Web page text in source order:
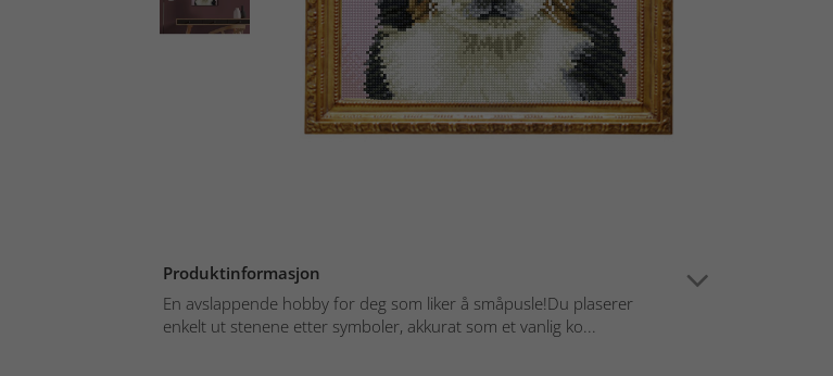
Produktinformasjon
En avslappende hobby for deg som liker å småpusle!Du plaserer
enkelt ut stenene etter symboler, akkurat som et vanlig ko...